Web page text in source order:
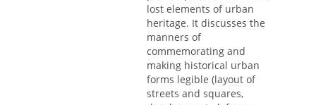
lost elements of urban
heritage. It discusses the
manners of
commemorating and
making historical urban
forms legible (layout of
streets and squares,